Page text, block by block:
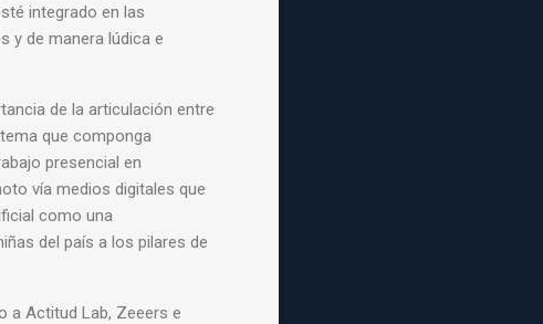
integrado en las
y de manera lúdica e
de la articulación entre
que componga
presencial en
vía medios digitales que
como una
del país a los pilares de
a Actitud Lab, Zeeers e